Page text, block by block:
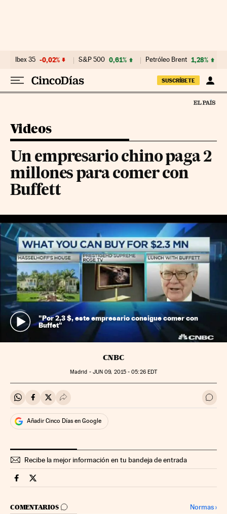
Ibex 35 -0,02% S&P 500 0,61% Petróleo Brent 1,28%
SUSCRÍBETE
Videos
Un empresario chino paga 2
millones para comer con
Buffett
"Por 2,3 $, este empresario consigue comer con
Buffet"
CNBC
Madrid - JUN 09, 2015 - 05:26EDT
Compartir en Whatsapp
Compartir en Facebook
Compartir en Twitter
Desplegar Redes Sociales Ir a
Añadir Cinco Días en Google
Recibe la mejor información en tu bandeja de entrada
Videos Cinco Días en Facebook
Videos Cinco Días en Twitter
COMENTARIOS
IR A LOS COMENTARIOS Normas›